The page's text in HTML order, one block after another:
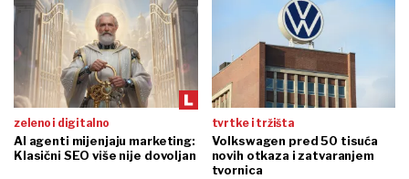
zeleno i digitalno
AI agenti mijenjaju marketing:
Klasični SEO više nije dovoljan
tvrtke i tržišta
Volkswagen pred 50 tisuća
novih otkaza i zatvaranjem
tvornica